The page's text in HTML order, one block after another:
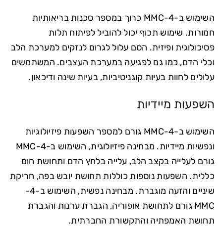
השימוש ב-4-MMC כרוך במספר סכנות בריאותיות
חמורות. שימוש תכוף יכול להוביל לפיתוח תלות
פסיכולוגית ופיזית. הסם עלול לגרום לנזקים למערכת הלב
וכלי הדם, כמו גם לפגיעה במערכת העצבים. המשתמשים
עלולים לחוות בעיות קוגניטיביות, בעיות שינה ודיכאון.
השפעות מיידיות
השימוש ב-4-MMC גורם למספר השפעות פיזיולוגיות
ונפשיות מיידיות. מבחינה פיזיולוגית, השימוש ב-4-MMC
גורם לעלייה בקצב הלב, עלייה בלחץ הדם ותחושת חום
כללית. השפעות נוספות כוללות תחושת יובש בפה, חריקת
שיניים והזעה מוגברת. מבחינה נפשית, השימוש ב-4-
MMC גורם לתחושת אופוריה, הגברת ערנות והגברת
תחושת האמפתיה והתקשורת החברתית.